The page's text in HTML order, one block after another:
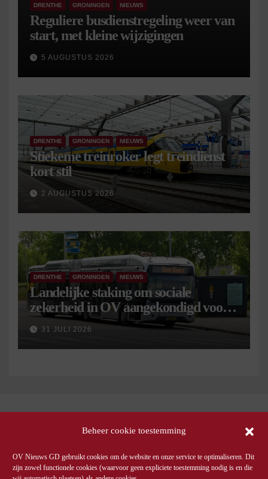
Beheer cookie toestemming
OV Nieuws GD gebruikt cookies om de website en onze service te optimaliseren. Dit
zijn zowel functionele cookies (waarvoor geen expliciete toestemming nodig is en die
DRENTHE GRONINGEN NIEUWS
Reguliere busdienstregeling weer van
start, met kleine wijzigingen
5 AUGUSTUS 2026
DRENTHE GRONINGEN NIEUWS
Stiekeme treinroker legt treindienst
kort stil
2 AUGUSTUS 2026
DRENTHE GRONINGEN NIEUWS
Landelijke staking om sociale
zekerheid in OV aangekondigd voor 9
september
31 JULI 2026